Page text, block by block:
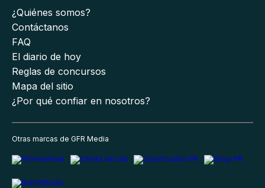
¿Quiénes somos?
Contáctanos
FAQ
El diario de hoy
Reglas de concursos
Mapa del sitio
¿Por qué confiar en nosotros?
Otras marcas de GFR Media